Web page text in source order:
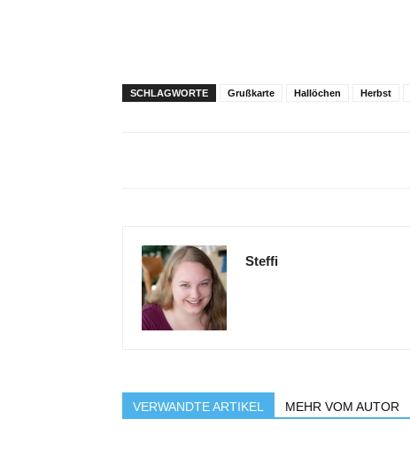
SCHLAGWORTE Grußkarte Hallöchen Herbst
Steffi
VERWANDTE ARTIKEL MEHR VOM AUTOR